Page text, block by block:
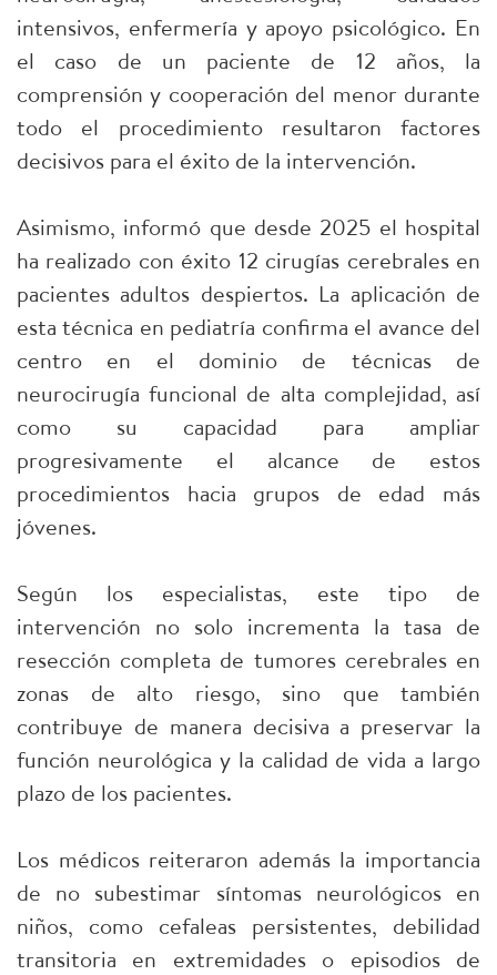
intensivos, enfermería y apoyo psicológico. En
el caso de un paciente de 12 años, la
comprensión y cooperación del menor durante
todo el procedimiento resultaron factores
decisivos para el éxito de la intervención.
Asimismo, informó que desde 2025 el hospital
ha realizado con éxito 12 cirugías cerebrales en
pacientes adultos despiertos. La aplicación de
esta técnica en pediatría confirma el avance del
centro en el dominio de técnicas de
neurocirugía funcional de alta complejidad, así
como su capacidad para ampliar
progresivamente el alcance de estos
procedimientos hacia grupos de edad más
jóvenes.
Según los especialistas, este tipo de
intervención no solo incrementa la tasa de
resección completa de tumores cerebrales en
zonas de alto riesgo, sino que también
contribuye de manera decisiva a preservar la
función neurológica y la calidad de vida a largo
plazo de los pacientes.
Los médicos reiteraron además la importancia
de no subestimar síntomas neurológicos en
niños, como cefaleas persistentes, debilidad
transitoria en extremidades o episodios de